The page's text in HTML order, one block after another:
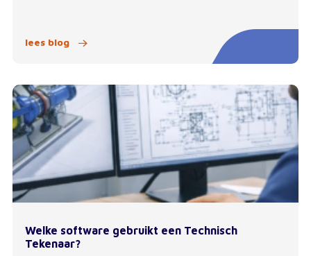
lees blog
Welke software gebruikt een Technisch
Tekenaar?